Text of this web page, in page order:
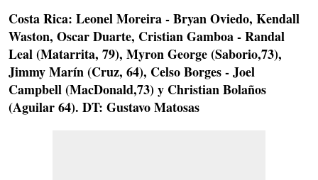
Costa Rica: Leonel Moreira - Bryan Oviedo, Kendall
Waston, Oscar Duarte, Cristian Gamboa - Randal
Leal (Matarrita, 79), Myron George (Saborio,73),
Jimmy Marín (Cruz, 64), Celso Borges - Joel
Campbell (MacDonald,73) y Christian Bolaños
(Aguilar 64). DT: Gustavo Matosas